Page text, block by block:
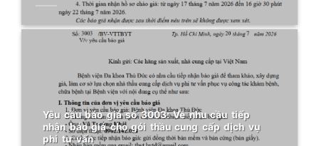
Yêu cầu báo giá số 3003: Về nhu cầu tiếp
nhận báo giá cho gói thầu cung cấp dịch vụ
phi tư vấn